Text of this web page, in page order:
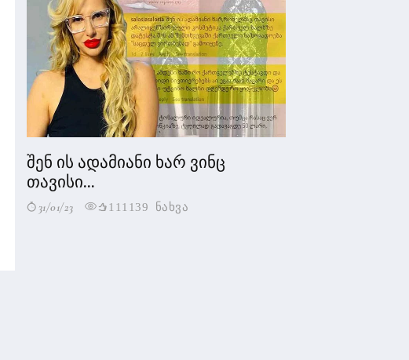
შენ ის ადამიანი ხარ ვინც
თავისი...
31/01/23 111139 ნახვა